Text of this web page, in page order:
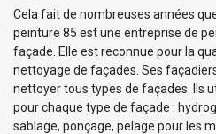
Cela fait de nombreuses années
peinture 85 est une entreprise de
façade. Elle est reconnue pour la
nettoyage de façades. Ses
nettoyer tous types de façades. Ils
pour chaque type de façade :
sablage, ponçage, pelage pour les